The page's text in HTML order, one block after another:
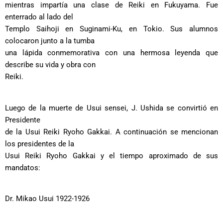
mientras impartía una clase de Reiki en Fukuyama. Fue
enterrado al lado del
Templo Saihoji en Suginami-Ku, en Tokio. Sus alumnos
colocaron junto a la tumba
una lápida conmemorativa con una hermosa leyenda que
describe su vida y obra con
Reiki.
Luego de la muerte de Usui sensei, J. Ushida se convirtió en
Presidente
de la Usui Reiki Ryoho Gakkai. A continuación se mencionan
los presidentes de la
Usui Reiki Ryoho Gakkai y el tiempo aproximado de sus
mandatos:
Dr. Mikao Usui 1922-1926